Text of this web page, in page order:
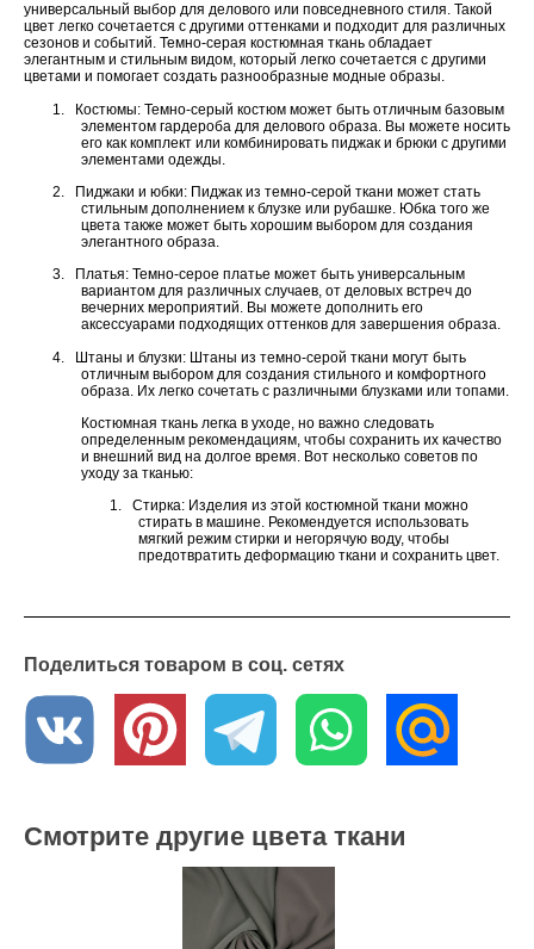
универсальный выбор для делового или повседневного стиля. Такой
цвет легко сочетается с другими оттенками и подходит для различных
сезонов и событий. Темно-серая костюмная ткань обладает
элегантным и стильным видом, который легко сочетается с другими
цветами и помогает создать разнообразные модные образы.
1.
Костюмы: Темно-серый костюм может быть отличным базовым
элементом гардероба для делового образа. Вы можете носить
его как комплект или комбинировать пиджак и брюки с другими
элементами одежды.
2.
Пиджаки и юбки: Пиджак из темно-серой ткани может стать
стильным дополнением к блузке или рубашке. Юбка того же
цвета также может быть хорошим выбором для создания
элегантного образа.
3.
Платья: Темно-серое платье может быть универсальным
вариантом для различных случаев, от деловых встреч до
вечерних мероприятий. Вы можете дополнить его
аксессуарами подходящих оттенков для завершения образа.
4.
Штаны и блузки: Штаны из темно-серой ткани могут быть
отличным выбором для создания стильного и комфортного
образа. Их легко сочетать с различными блузками или топами.
Костюмная ткань легка в уходе, но важно следовать
определенным рекомендациям, чтобы сохранить их качество
и внешний вид на долгое время. Вот несколько советов по
уходу за тканью:
1. Стирка: Изделия из этой костюмной ткани можно
стирать в машине. Рекомендуется использовать
мягкий режим стирки и негорячую воду, чтобы
предотвратить деформацию ткани и сохранить цвет.
температуре. Избегайте сильного нагрева, чтобы
3. Глажка: Используйте низкую температуру и пар, чтобы
Где купить костюмную ткань?
В интернет - магазине «Текстильный Гид» вы можете
приобрести эту ткань по оптовой цене от 6 метров. Мы
Поделиться товаром в соц. сетях
Смотрите другие цвета ткани